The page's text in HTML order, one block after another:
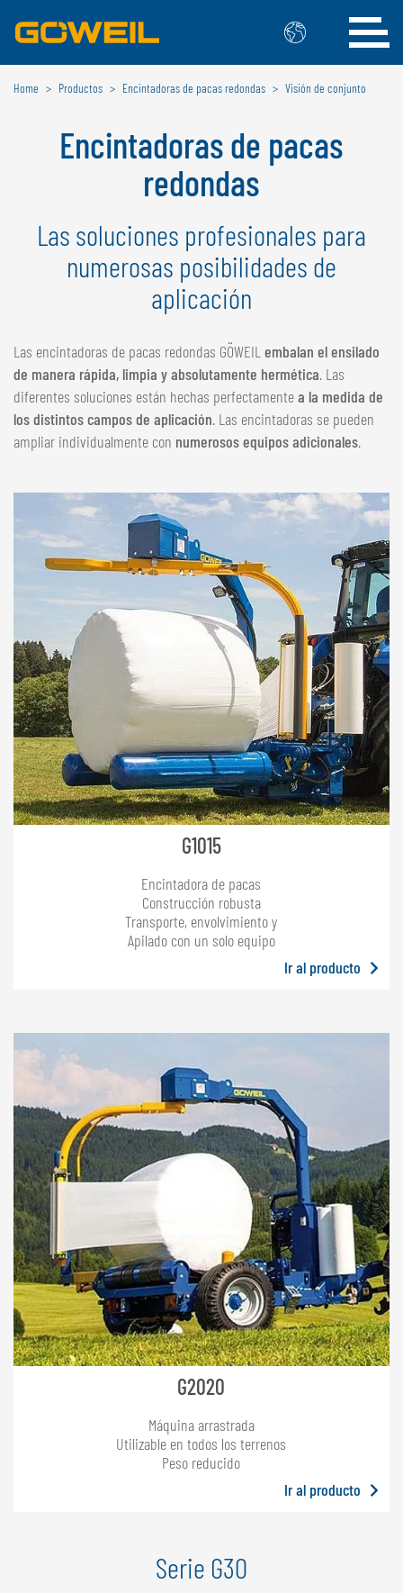
Seleccione su idioma / país
INTERNACIONAL
DEUTSCH
ESPAÑOL
POLSKI
ČESKÝ
BÉLGICA
GÖWEIL BNL
NEDERLANDS
FRANÇAIS
SUIZA
GÖWEIL Schweiz
DEUTSCH
FRANÇAIS
Home Productos Encintadoras de pacas redondas Visión de conjunto
Encintadoras de pacas
redondas
Las soluciones profesionales para
numerosas posibilidades de
aplicación
Las encintadoras de pacas redondas GÖWEIL embalan el ensilado
de manera rápida, limpia y absolutamente hermética. Las
diferentes soluciones están hechas perfectamentea la medida de
los distintos campos de aplicación. Las encintadoras se pueden
ampliar individualmente con numerosos equipos adicionales.
G1015
Encintadora de pacas
Construcción robusta
Transporte, envolvimiento y
Apilado con un solo equipo
Ir al producto
G2020
Máquina arrastrada
Utilizable en todos los terrenos
Peso reducido
Ir al producto
Serie G30